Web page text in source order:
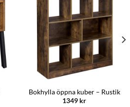
Bokhylla öppna kuber – Rustik
1349 kr